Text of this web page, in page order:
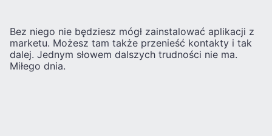
Bez niego nie będziesz mógł zainstalować aplikacji z
marketu. Możesz tam także przenieść kontakty i tak
dalej. Jednym słowem dalszych trudności nie ma.
Miłego dnia.